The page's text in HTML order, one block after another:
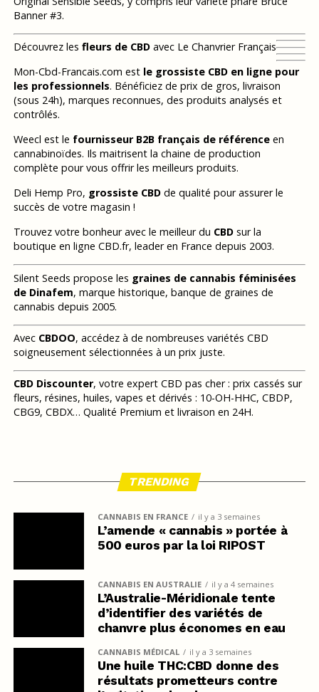
Banner #3.
Découvrez les fleurs de CBDavec Le Chanvrier Français
Mon-Cbd-Francais.com est le grossiste CBD en ligne pour
les professionnels. Bénéficiez de prix de gros, livraison
(sous 24h), marques reconnues, des produits analysés et
contrôlés.
Weecl est le fournisseur B2B français de référenceen
cannabinoïdes. Ils maitrisent la chaine de production
complète pour vous offrir les meilleurs produits.
Deli Hemp Pro, grossiste CBDde qualité pour assurer le
succès de votre magasin !
Trouvez votre bonheur avec le meilleur du CBDsur la
boutique en ligne CBD.fr, leader en France depuis 2003.
Silent Seeds propose les graines de cannabis féminisées
de Dinafem, marque historique, banque de graines de
cannabis depuis 2005.
Avec CBDOO, accédez à de nombreuses variétés CBD
soigneusement sélectionnées à un prix juste.
CBD Discounter, votre expert CBD pas cher : prix cassés sur
fleurs, résines, huiles, vapes et dérivés : 10-OH-HHC, CBDP,
CBG9, CBDX… Qualité Premium et livraison en 24H.
TRENDING
CANNABIS EN FRANCE il y a 3 semaines
L’amende « cannabis » portée à
500 euros par la loi RIPOST
CANNABIS EN AUSTRALIE il y a 4 semaines
L’Australie-Méridionale tente
d’identifier des variétés de
chanvre plus économes en eau
CANNABIS MÉDICAL il y a 3 semaines
Une huile THC:CBD donne des
résultats prometteurs contre